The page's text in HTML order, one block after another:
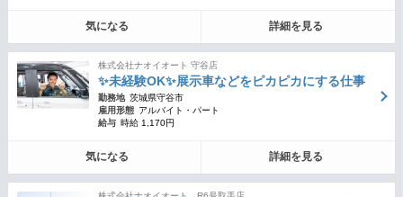
気になる 詳細を見る
株式会社ナオイオート 守谷店
✨未経験OK✨展示車などをピカピカにする仕事
勤務地 茨城県守谷市
雇用形態 アルバイト・パート
給与 時給 1,170円
気になる 詳細を見る